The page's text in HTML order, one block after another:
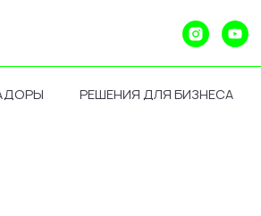
РЕШЕНИЯ ДЛЯ БИЗНЕСА